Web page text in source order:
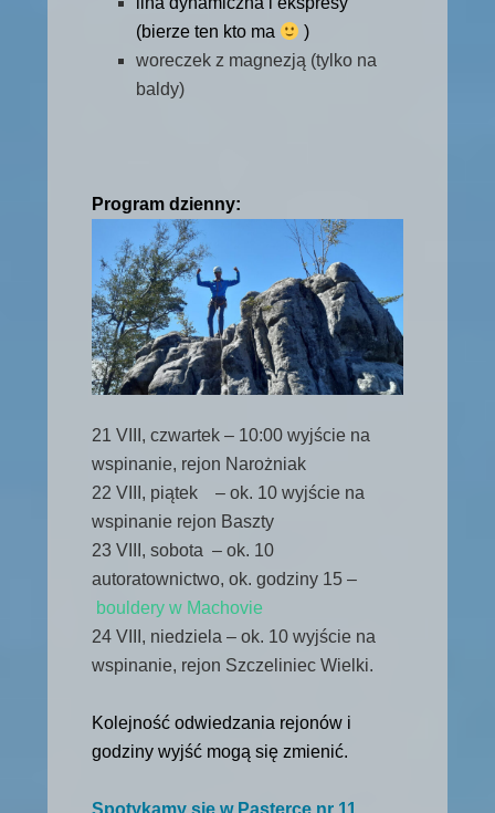
(bierze ten kto ma
)
woreczek z magnezją (tylko na
baldy)
Program dzienny:
21 VIII, czwartek – 10:00 wyjście na
wspinanie, rejon Narożniak
22 VIII, piątek – ok. 10 wyjście na
wspinanie rejon Baszty
23 VIII, sobota – ok. 10
autoratownictwo, ok. godziny 15 –
bouldery w Machovie
24 VIII, niedziela – ok. 10 wyjście na
wspinanie, rejon Szczeliniec Wielki.
Kolejność odwiedzania rejonów i
godziny wyjść mogą się zmienić.
Spotykamy się w Pastercenr 11